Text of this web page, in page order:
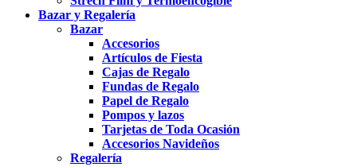
Bazar y Regalería
Bazar
Accesorios
Artículos de Fiesta
Cajas de Regalo
Fundas de Regalo
Papel de Regalo
Pompos y lazos
Tarjetas de Toda Ocasión
Accesorios Navideños
Regalería